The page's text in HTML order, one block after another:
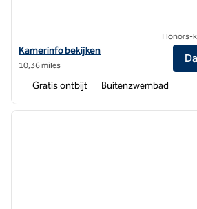
Bekijk hoteldetails voor Hampton Inn &
Kamerinfo bekijken
10,36 miles
Honors-
Gratis ontbijt Buitenzwembad
1 van 12